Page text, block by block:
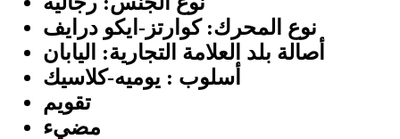
نوع المحرك: كوارتز-ايكو درايف
أصالة بلد العلامة التجارية: اليابان
أسلوب : يومیه-كلاسيك
تقويم
مضيء